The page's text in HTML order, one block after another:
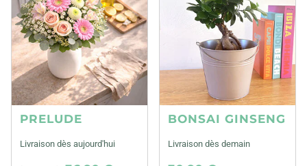
PRELUDE
Livraison dès aujourd'hui
BONSAI GINSENG
Livraison dès demain